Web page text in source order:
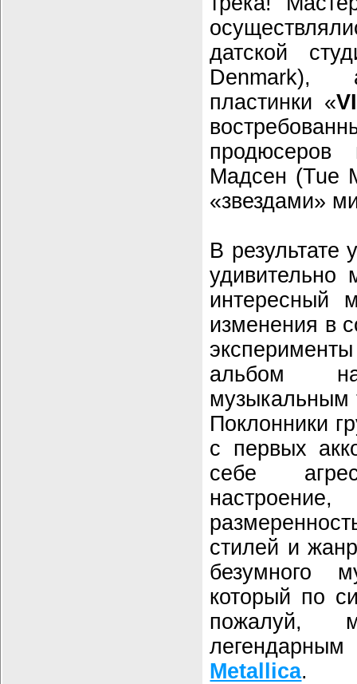
датской
Denmark),
пластинки «
продюсеров
Мадсен (Tue
«звездами»
В результате
интересный
изменения в
альбом
Поклонники
с первых
себе
стилей и
безумного
который по
пожалуй,
Metallica.